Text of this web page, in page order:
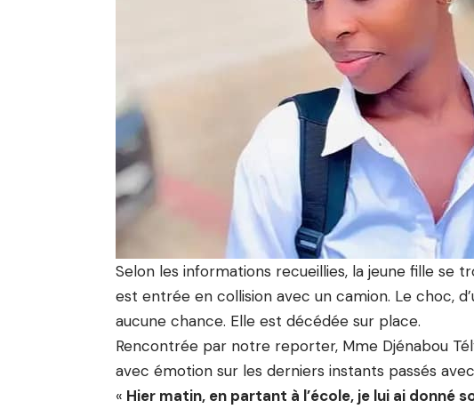
Selon les informations recueillies, la jeune fille se
est entrée en collision avec un camion. Le choc,
aucune chance. Elle est décédée sur place.
Rencontrée par notre reporter, Mme Djénabou
avec émotion sur les derniers instants passés
« Hier matin, en partant à l’école, je lui ai donné